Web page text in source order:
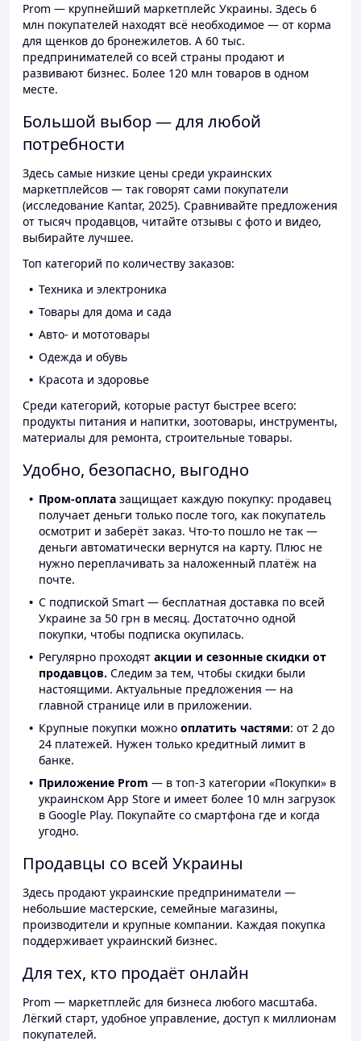
Prom — крупнейший маркетплейс Украины. Здесь 6
млн покупателей находят всё необходимое — от корма
для щенков до бронежилетов. А 60 тыс.
предпринимателей со всей страны продают и
развивают бизнес. Более 120 млн товаров в одном
месте.
Большой выбор — для любой
потребности
Здесь самые низкие цены среди украинских
маркетплейсов — так говорят сами покупатели
(исследование Kantar, 2025). Сравнивайте предложения
от тысяч продавцов, читайте отзывы с фото и видео,
выбирайте лучшее.
Топ категорий по количеству заказов:
Техника и электроника
Товары для дома и сада
Авто- и мототовары
Одежда и обувь
Красота и здоровье
Среди категорий, которые растут быстрее всего:
продукты питания и напитки, зоотовары, инструменты,
материалы для ремонта, строительные товары.
Удобно, безопасно, выгодно
Пром-оплата защищает каждую покупку: продавец
получает деньги только после того, как покупатель
осмотрит и заберёт заказ. Что-то пошло не так —
деньги автоматически вернутся на карту. Плюс не
нужно переплачивать за наложенный платёж на
почте.
С подпиской Smart — бесплатная доставка по всей
Украине за 50 грн в месяц. Достаточно одной
покупки, чтобы подписка окупилась.
Регулярно проходят акции и сезонные скидки от
продавцов. Следим за тем, чтобы скидки были
настоящими. Актуальные предложения — на
главной странице или в приложении.
Крупные покупки можно оплатить частями: от 2 до
24 платежей. Нужен только кредитный лимит в
банке.
Приложение Prom — в топ-3 категории «Покупки» в
украинском App Store и имеет более 10 млн загрузок
в Google Play. Покупайте со смартфона где и когда
угодно.
Продавцы со всей Украины
Здесь продают украинские предприниматели —
небольшие мастерские, семейные магазины,
производители и крупные компании. Каждая покупка
поддерживает украинский бизнес.
Для тех, кто продаёт онлайн
Prom — маркетплейс для бизнеса любого масштаба.
Лёгкий старт, удобное управление, доступ к миллионам
покупателей.